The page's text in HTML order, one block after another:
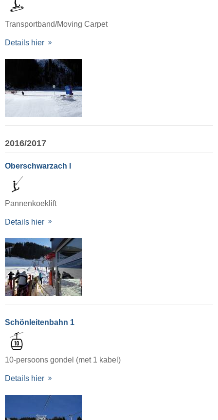
Transportband/Moving Carpet
Details hier
2016/2017
Oberschwarzach I
Pannenkoeklift
Details hier
Schönleitenbahn 1
10-persoons gondel (met 1 kabel)
Details hier